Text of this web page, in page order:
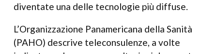
diventate una delle tecnologie più diffuse.
L’Organizzazione Panamericana della Sanità
(PAHO) descrive teleconsulenze, a volte